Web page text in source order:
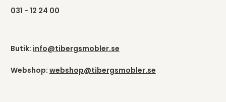
031 - 12 24 00
Butik: info@tibergsmobler.se
Webshop: webshop@tibergsmobler.se